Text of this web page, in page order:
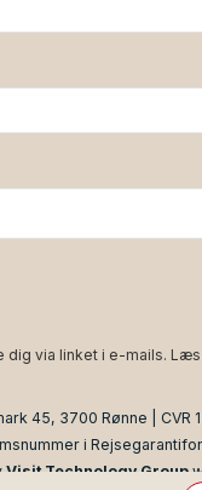
dig via linket i e-mails.
45, 3700 Rønne | CVR
i
Visit Technology Group